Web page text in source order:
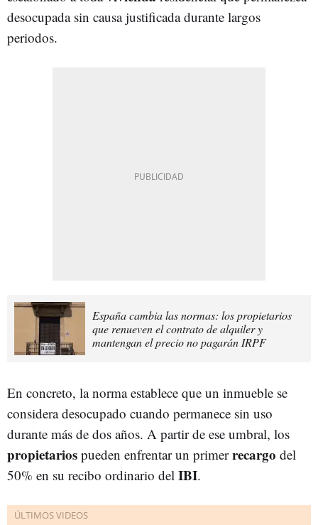
desocupada sin causa justificada durante largos
periodos.
España cambia las normas: los propietarios
que renueven el contrato de alquiler y
mantengan el precio no pagarán IRPF
En concreto, la norma establece que un inmueble se
considera desocupado cuando permanece sin uso
durante más de dos años. A partir de ese umbral, los
propietarios pueden enfrentar un primerrecargo del
50% en su recibo ordinario del IBI.